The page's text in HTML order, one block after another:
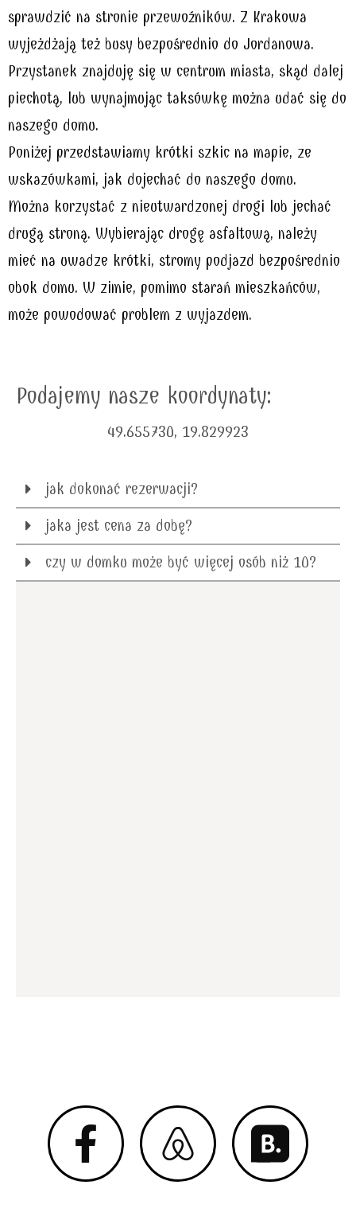
sprawdzić na stronie przewoźników. Z Krakowa
wyjeżdżają też busy bezpośrednio do Jordanowa.
Przystanek znajduję się w centrum miasta, skąd dalej
piechotą, lub wynajmując taksówkę można udać się do
naszego domu.
Poniżej przedstawiamy krótki szkic na mapie, ze
wskazówkami, jak dojechać do naszego domu.
Można korzystać z nieutwardzonej drogi lub jechać
drugą stroną. Wybierając drogę asfaltową, należy
mieć na uwadze krótki, stromy podjazd bezpośrednio
obok domu. W zimie, pomimo starań mieszkańców,
może powodować problem z wyjazdem.
Podajemy nasze koordynaty:
49.655730, 19.829923
jak dokonać rezerwacji?
jaka jest cena za dobę?
czy w domku może być więcej osób niż 10?